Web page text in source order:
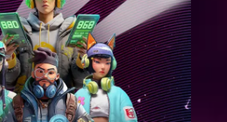
Postular ahora